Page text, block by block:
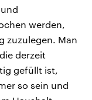
werden,
zuzulegen. Man
derzeit
gefüllt ist,
so sein und